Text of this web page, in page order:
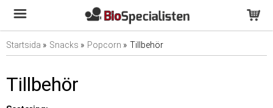
Startsida » Snacks » Popcorn » Tillbehör
Tillbehör